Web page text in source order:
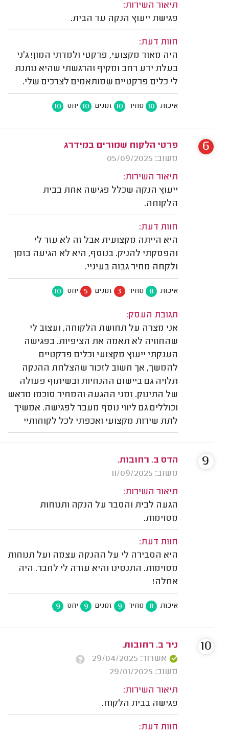
תיאור השירות:
פגישת ייעוץ הנקה עד הבית.
חוות דעת:
היה מאוד מקצועי, פרקטי ולמדתי המון! ג׳ני
בעלת ידע רחב ומקיף והרגשתי שהיא נותנת
לי כלים פרקטיים שמותאמים לצרכים שלי.
איכות 10 מחיר 10 זמנים 10 יחס 10
פרטי הלקוח שמורים במידרג
משוב: 05/09/2025
תיאור השירות:
ייעוץ הנקה שכלל פגישה אחת בבית
הלקוחה.
חוות דעת:
היא הייתה מקצועית אבל זה לא עזר לי
והפסקתי להניק. בנוסף, היא לא הגיעה בזמן
ולקחה מחיר גבוה בעיניי.
איכות 8 מחיר 3 זמנים 5 יחס 10
תגובת העסק:
אני מצרה על תחושת הלקוחה, ועצוב לי
שהחוויה לא תאמה את הציפיות. בפגישה
הענקתי ייעוץ מקצועי וכלים פרקטיים
להמשך, אך חשוב לזכור שהצלחת ההנקה
תלויה גם ביישום ההנחיות ובשיתוף פעולה
של התינוק. זמני ההגעה והמחיר סוכמו מראש
וכוללים גם ליווי נוסף מעבר לפגישה. אמשיך
לתת שירות מקצועי ואכפתי לכל לקוחותיי
6
הדס ב. רחובות.
משוב: 11/09/2025
תיאור השירות:
הגעה לבית והסבר על הנקה ותנוחות
מסוימות.
חוות דעת:
היא הסבירה לי על ההנקה עצמה ועל תנוחות
מסוימות. התנסינו והיא עזרה לי לחבר. היה
אחלה!
איכות 8 מחיר 9 זמנים 9 יחס 9
9
ניר ב. רחובות.
אשרור: 29/04/2025
משוב: 29/01/2025
תיאור השירות:
פגישה בבית הלקוח.
חוות דעת:
10